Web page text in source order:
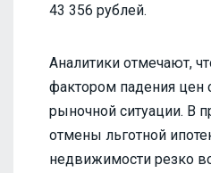
43 356 рублей.
Аналитики отмечают,
фактором падения цен
рыночной ситуации. В
отмены льготной
недвижимости резко